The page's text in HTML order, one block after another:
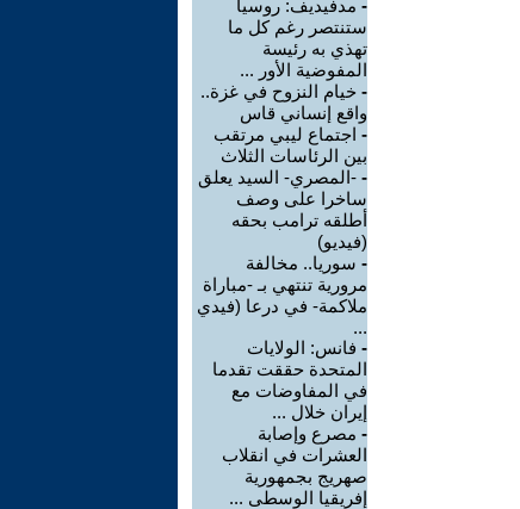
- مدفيديف: روسيا
ستنتصر رغم كل ما
تهذي به رئيسة
المفوضية الأور ...
- خيام النزوح في غزة..
واقع إنساني قاس
- اجتماع ليبي مرتقب
بين الرئاسات الثلاث
- -المصري- السيد يعلق
ساخرا على وصف
أطلقه ترامب بحقه
(فيديو)
- سوريا.. مخالفة
مرورية تنتهي بـ -مباراة
ملاكمة- في درعا (فيدي
...
- فانس: الولايات
المتحدة حققت تقدما
في المفاوضات مع
إيران خلال ...
- مصرع وإصابة
العشرات في انقلاب
صهريج بجمهورية
إفريقيا الوسطى ...